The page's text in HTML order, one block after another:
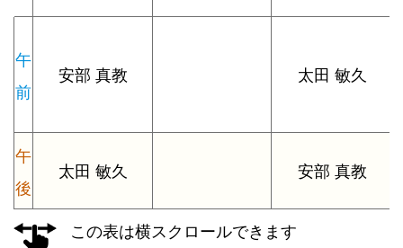
午
前
安部 真教 太田 敏久
午
後
太田 敏久 安部 真教
この表は横スクロールできます